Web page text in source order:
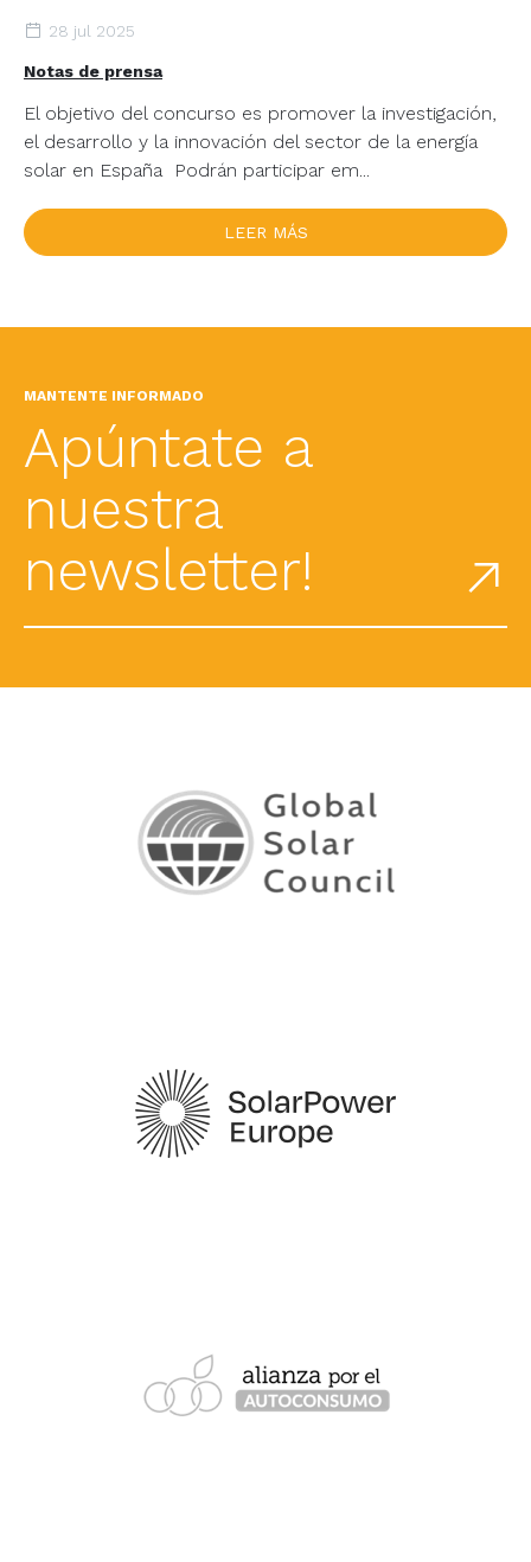
fotovoltaico español
28 jul 2025
Notas de prensa
El objetivo del concurso es promover la investigación,
el desarrollo y la innovación del sector de la energía
solar en España Podrán participar em...
LEER MÁS
MANTENTE INFORMADO
Apúntate a
nuestra
newsletter!